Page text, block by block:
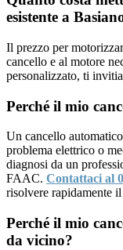
esistente a
Il prezzo per
cancello e al motore
personalizzato, ti
Perché il mio
Un cancello
problema elettrico o
diagnosi da un
FAAC. Contattaci al
risolvere rapidamente
Perché il mio
da vicino?